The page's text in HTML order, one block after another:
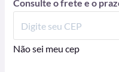
Consulte o frete e o
Não sei meu cep